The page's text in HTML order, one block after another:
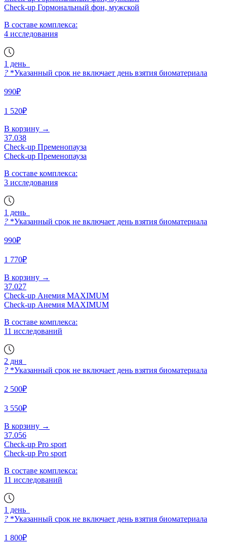
Check-up Гормональный фон, мужской
В составе комплекса:
4 исследования
1 день
? *Указанный срок не включает день взятия биоматериала
990₽
1 520₽
В корзину →
37.038
Check-up Пременопауза
Check-up Пременопауза
В составе комплекса:
3 исследования
1 день
? *Указанный срок не включает день взятия биоматериала
990₽
1 770₽
В корзину →
37.027
Check-up Анемия MAXIMUM
Check-up Анемия MAXIMUM
В составе комплекса:
11 исследований
2 дня
? *Указанный срок не включает день взятия биоматериала
2 500₽
3 550₽
В корзину →
37.056
Check-up Pro sport
Check-up Pro sport
В составе комплекса:
11 исследований
1 день
? *Указанный срок не включает день взятия биоматериала
1 800₽